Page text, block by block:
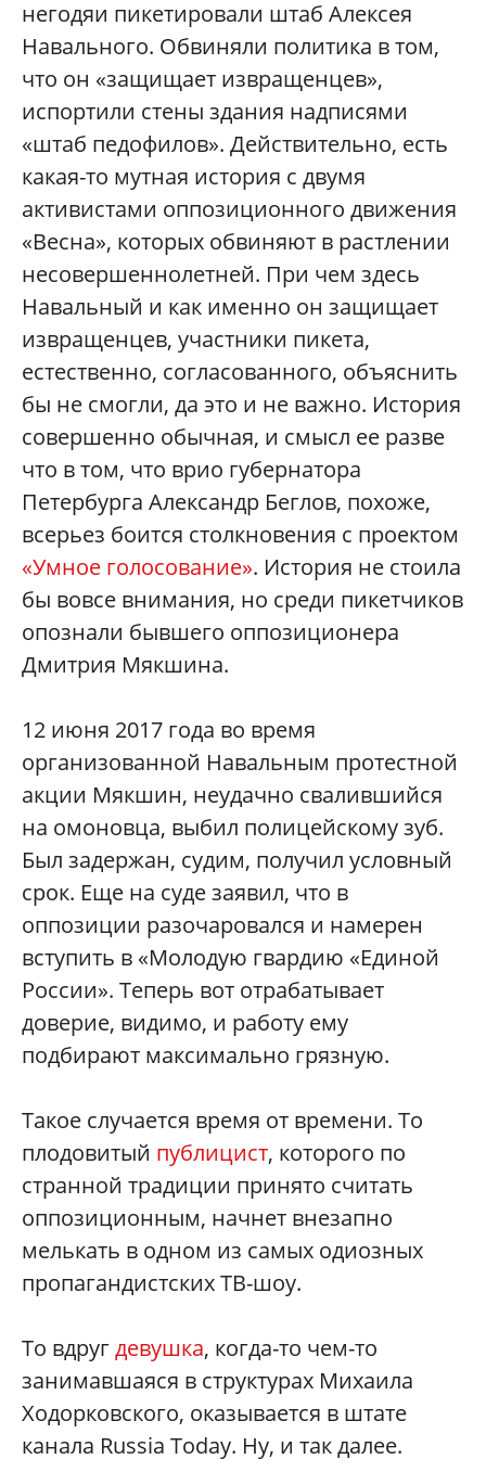
негодяи пикетировали штаб Алексея
Навального. Обвиняли политика в том,
что он «защищает извращенцев»,
испортили стены здания надписями
«штаб педофилов». Действительно, есть
какая-то мутная история с двумя
активистами оппозиционного движения
«Весна», которых обвиняют в растлении
несовершеннолетней. При чем здесь
Навальный и как именно он защищает
извращенцев, участники пикета,
естественно, согласованного, объяснить
бы не смогли, да это и не важно. История
совершенно обычная, и смысл ее разве
что в том, что врио губернатора
Петербурга Александр Беглов, похоже,
всерьез боится столкновения с проектом
«Умное голосование». История не стоила
бы вовсе внимания, но среди пикетчиков
опознали бывшего оппозиционера
Дмитрия Мякшина.
12 июня 2017 года во время
организованной Навальным протестной
акции Мякшин, неудачно свалившийся
на омоновца, выбил полицейскому зуб.
Был задержан, судим, получил условный
срок. Еще на суде заявил, что в
оппозиции разочаровался и намерен
вступить в «Молодую гвардию «Единой
России». Теперь вот отрабатывает
доверие, видимо, и работу ему
подбирают максимально грязную.
Такое случается время от времени. То
плодовитый публицист, которого по
странной традиции принято считать
оппозиционным, начнет внезапно
мелькать в одном из самых одиозных
пропагандистских ТВ-шоу.
То вдругдевушка, когда-то чем-то
занимавшаяся в структурах Михаила
Ходорковского, оказывается в штате
канала Russia Today. Ну, и так далее.